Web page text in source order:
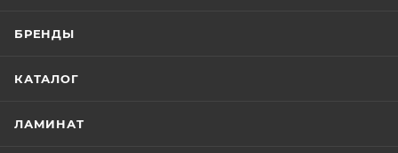
БРЕНДЫ
КАТАЛОГ
ЛАМИНАТ